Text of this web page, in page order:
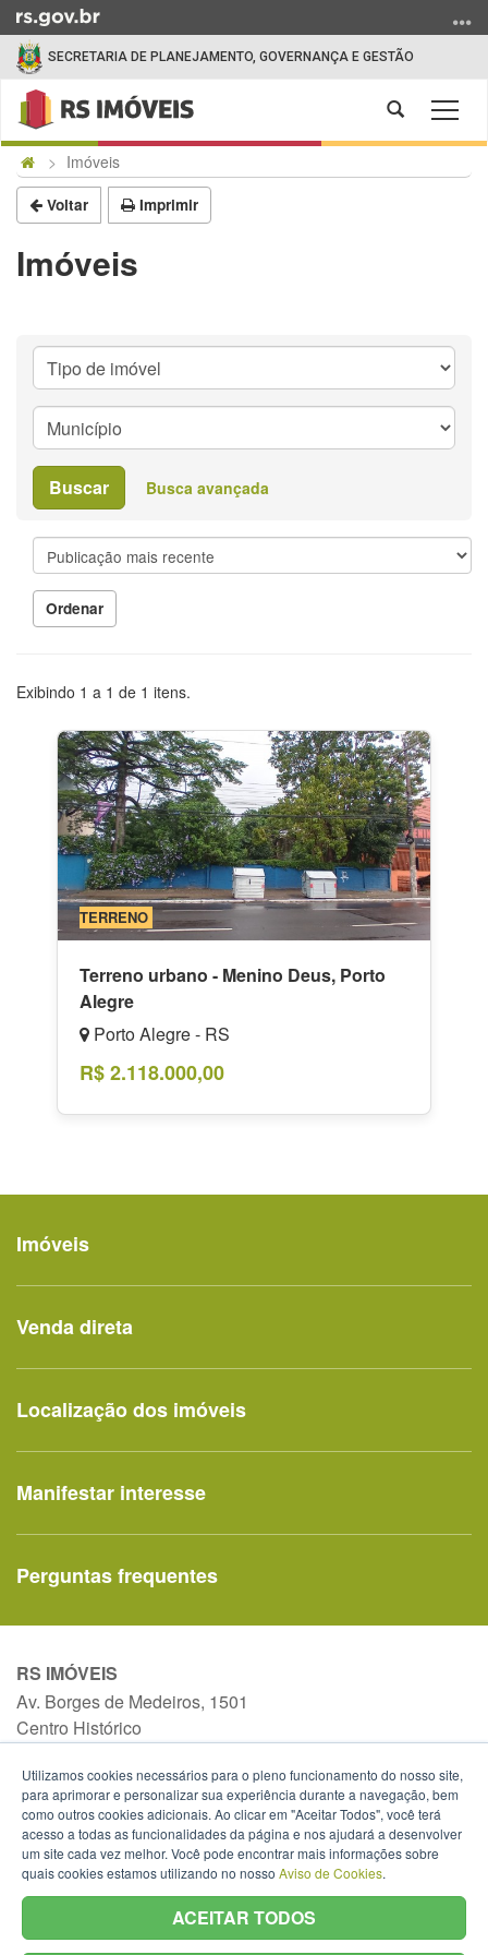
para
conteúdo
para
menu
para
SECRETARIA DE PLANEJAMENTO, GOVERNANÇA E GESTÃO
a
Abrir
a
Início
do
conteúdo
Imóveis
Voltar Imprimir
Imóveis
Buscar Busca avançada
Ordenar
Exibindo 1 a 1 de 1 itens.
TERRENO
Terreno urbano - Menino Deus, Porto
Alegre
Porto Alegre - RS
R$ 2.118.000,00
Imóveis
Venda direta
Localização dos imóveis
Manifestar interesse
Perguntas frequentes
RS IMÓVEIS
Av. Borges de Medeiros, 1501
Centro Histórico
90119-900
Telefone:(51) 3288-1589
Utilizamos cookies necessários para o pleno funcionamento do nosso site,
para aprimorar e personalizar sua experiência durante a navegação, bem
como outros cookies adicionais. Ao clicar em "Aceitar Todos", você terá
acesso a todas as funcionalidades da página e nos ajudará a desenvolver
um site cada vez melhor. Você pode encontrar mais informações sobre
quais cookies estamos utilizando no nosso Aviso de Cookies.
ACEITAR TODOS